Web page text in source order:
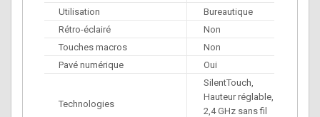
Utilisation
Bureautique
Rétro-éclairé
Non
Touches macros
Non
Pavé numérique
Oui
Technologies
SilentTouch,
Hauteur réglable,
2,4 GHz sans fil